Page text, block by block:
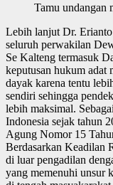
Tamu undangan
Lebih lanjut Dr.
seluruh perwakilan
Se Kalteng termasuk
keputusan hukum adat
dayak karena tentu
sendiri sehingga
lebih maksimal.
Indonesia sejak tahun
Agung Nomor 15
Berdasarkan Keadilan
di luar pengadilan
yang memenuhi unsur